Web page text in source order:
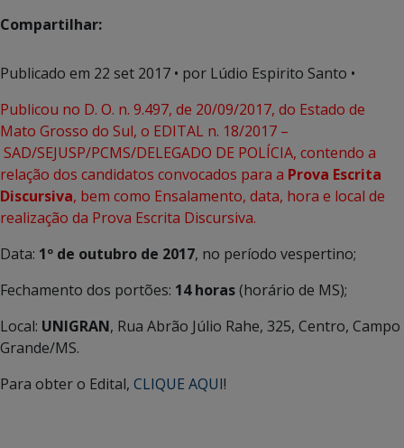
Compartilhar:
Publicado em 22 set 2017 • por Lúdio Espirito Santo •
Publicou no D. O. n. 9.497, de 20/09/2017, do Estado de
Mato Grosso do Sul, o EDITAL n. 18/2017 –
SAD/SEJUSP/PCMS/DELEGADO DE POLÍCIA, contendo a
relação dos candidatos convocados para a Prova Escrita
Discursiva, bem como Ensalamento, data, hora e local de
realização da Prova Escrita Discursiva.
Data: 1º de outubro de 2017, no período vespertino;
Fechamento dos portões: 14 horas(horário de MS);
Local: UNIGRAN, Rua Abrão Júlio Rahe, 325, Centro, Campo
Grande/MS.
Para obter o Edital, CLIQUE AQUI!